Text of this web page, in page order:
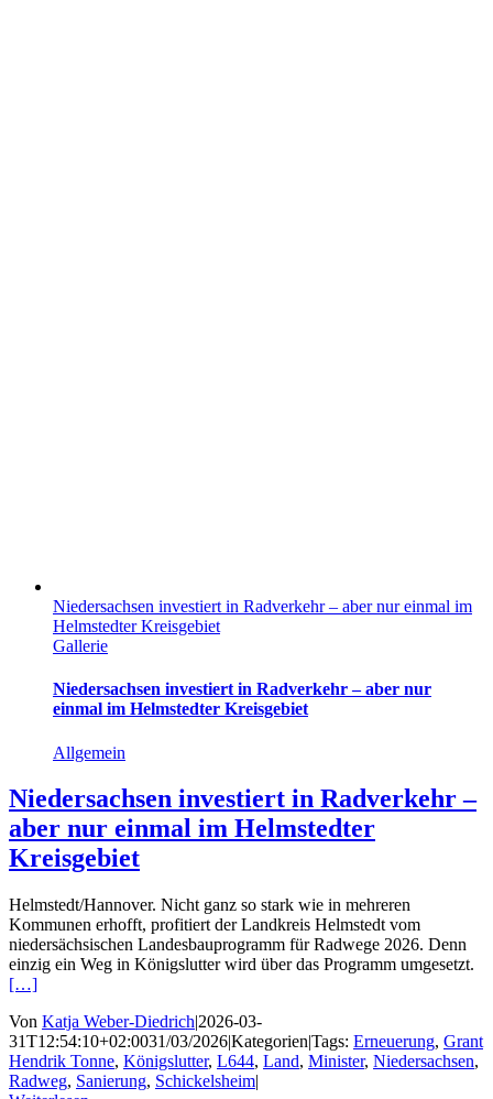
Niedersachsen investiert in Radverkehr – aber nur einmal im
Helmstedter Kreisgebiet
Gallerie
Niedersachsen investiert in Radverkehr – aber nur
einmal im Helmstedter Kreisgebiet
Allgemein
Niedersachsen investiert in Radverkehr –
aber nur einmal im Helmstedter
Kreisgebiet
Helmstedt/Hannover. Nicht ganz so stark wie in mehreren
Kommunen erhofft, profitiert der Landkreis Helmstedt vom
niedersächsischen Landesbauprogramm für Radwege 2026. Denn
einzig ein Weg in Königslutter wird über das Programm umgesetzt.
[…]
Von Katja Weber-Diedrich|2026-03-
31T12:54:10+02:0031/03/2026|Kategorien|Tags: Erneuerung, Grant
Hendrik Tonne, Königslutter, L644, Land, Minister, Niedersachsen,
Radweg, Sanierung, Schickelsheim|